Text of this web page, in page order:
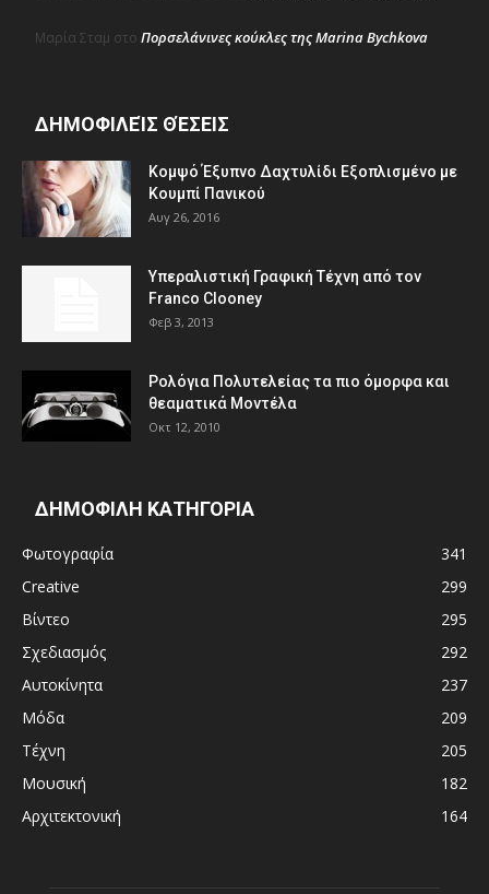
Μαρία Σταμ στο Πορσελάνινες κούκλες της Marina Bychkova
ΔΗΜΟΦΙΛΕΊΣ ΘΈΣΕΙΣ
Κομψό Έξυπνο Δαχτυλίδι Εξοπλισμένο με
Κουμπί Πανικού
Αυγ 26, 2016
Υπεραλιστική Γραφική Τέχνη από τον
Franco Clooney
Φεβ 3, 2013
Ρολόγια Πολυτελείας τα πιο όμορφα και
θεαματικά Μοντέλα
Οκτ 12, 2010
ΔΗΜΟΦΙΛΗ ΚΑΤΗΓΟΡΙΑ
Φωτογραφία
341
Creative
299
Βίντεο
295
Σχεδιασμός
292
Αυτοκίνητα
237
Μόδα
209
Τέχνη
205
Μουσική
182
Αρχιτεκτονική
164